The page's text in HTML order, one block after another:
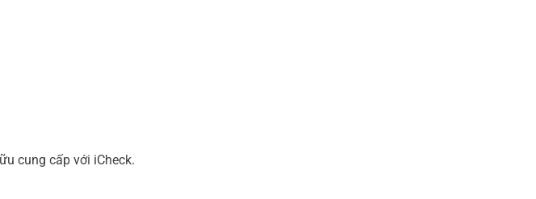
cung cấp với iCheck.